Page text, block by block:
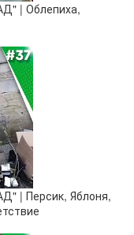
| Облепиха,
| Персик, Яблоня,